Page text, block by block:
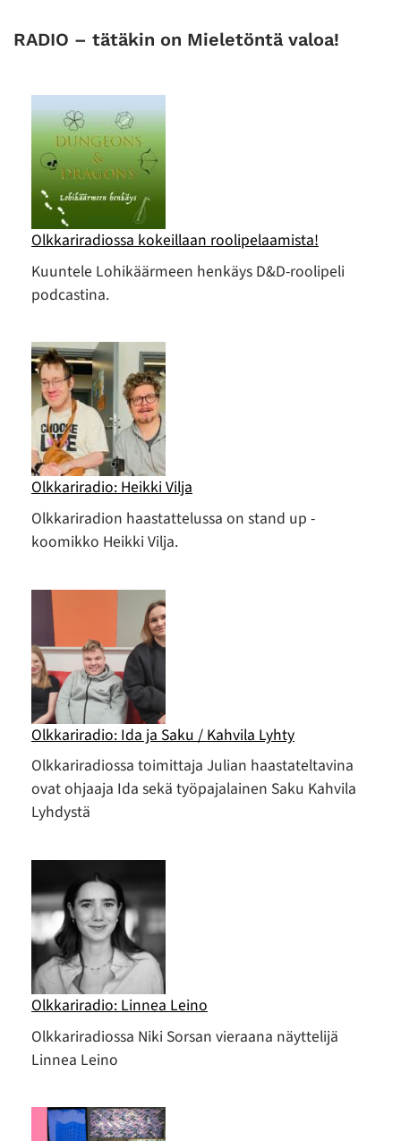
RADIO – tätäkin on Mieletöntä valoa!
Olkkariradiossa kokeillaan roolipelaamista!
Kuuntele Lohikäärmeen henkäys D&D-roolipeli
podcastina.
Olkkariradio: Heikki Vilja
Olkkariradion haastattelussa on stand up -
koomikko Heikki Vilja.
Olkkariradio: Ida ja Saku / Kahvila Lyhty
Olkkariradiossa toimittaja Julian haastateltavina
ovat ohjaaja Ida sekä työpajalainen Saku Kahvila
Lyhdystä
Olkkariradio: Linnea Leino
Olkkariradiossa Niki Sorsan vieraana näyttelijä
Linnea Leino